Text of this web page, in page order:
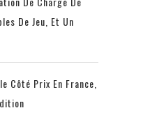
De Jeu, Et Un
Côté Prix En France,